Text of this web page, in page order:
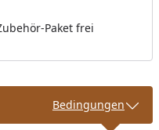
Paket frei
Bedingungen